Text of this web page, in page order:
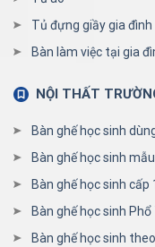
Tủ đựng giầy gia đình
Bàn làm việc tại gia
NỘI THẤT
Bàn ghế học sinh
Bàn ghế học sinh
Bàn ghế học sinh cấp
Bàn ghế học sinh
Bàn ghế học sinh